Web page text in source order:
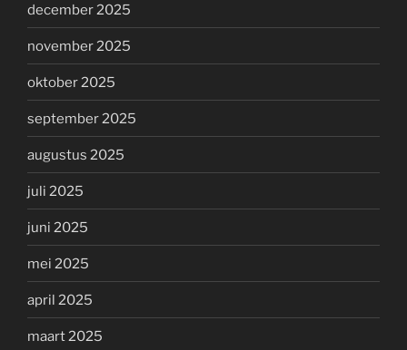
december 2025
november 2025
oktober 2025
september 2025
augustus 2025
juli 2025
juni 2025
mei 2025
april 2025
maart 2025